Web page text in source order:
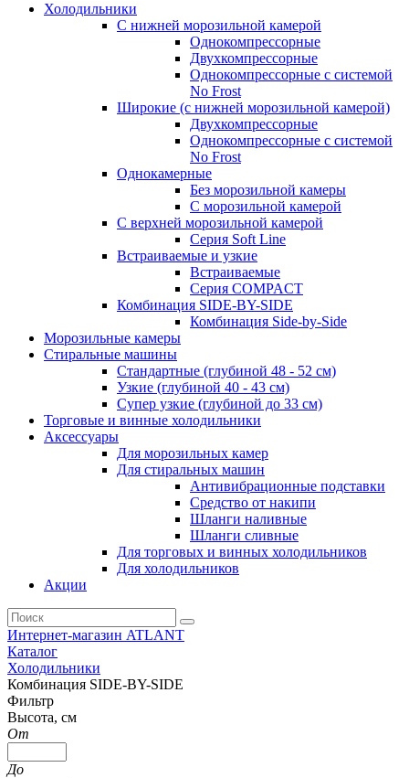
Холодильники
С нижней морозильной камерой
Однокомпрессорные
Двухкомпрессорные
Однокомпрессорные с системой
No Frost
Широкие (с нижней морозильной камерой)
Двухкомпрессорные
Однокомпрессорные с системой
No Frost
Однокамерные
Без морозильной камеры
С морозильной камерой
С верхней морозильной камерой
Серия Soft Line
Встраиваемые и узкие
Встраиваемые
Серия СOMPACT
Комбинация SIDE-BY-SIDE
Комбинация Side-by-Side
Морозильные камеры
Стиральные машины
Стандартные (глубиной 48 - 52 см)
Узкие (глубиной 40 - 43 см)
Супер узкие (глубиной до 33 см)
Торговые и винные холодильники
Аксессуары
Для морозильных камер
Для стиральных машин
Антивибрационные подставки
Средство от накипи
Шланги наливные
Шланги сливные
Для торговых и винных холодильников
Для холодильников
Акции
Интернет-магазин ATLANT
Каталог
Холодильники
Комбинация SIDE-BY-SIDE
Фильтр
Высота, см
От
До